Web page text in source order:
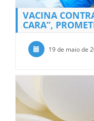
VACINA
CARA”,
19 de maio de